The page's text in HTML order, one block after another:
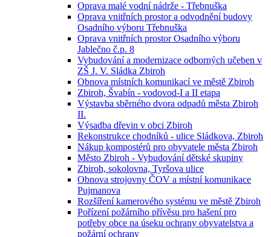
Oprava malé vodní nádrže - Třebnuška
Oprava vnitřních prostor a odvodnění budovy
Osadního výboru Třebnuška
Oprava vnitřních prostor Osadního výboru
Jablečno č.p. 8
Vybudování a modernizace odborných učeben v
ZŠ J. V. Sládka Zbiroh
Obnova místních komunikací ve městě Zbiroh
Zbiroh, Švabín - vodovod-I a II etapa
Výstavba sběrného dvora odpadů města Zbiroh
II.
Výsadba dřevin v obci Zbiroh
Rekonstrukce chodníků - ulice Sládkova, Zbiroh
Nákup kompostérů pro obyvatele města Zbiroh
Město Zbiroh - Vybudování dětské skupiny
Zbiroh, sokolovna, Tyršova ulice
Obnova strojovny ČOV a místní komunikace
Pujmanova
Rozšíření kamerového systému ve městě Zbiroh
Pořízení požárního přívěsu pro hašení pro
potřeby obce na úseku ochrany obyvatelstva a
požární ochrany